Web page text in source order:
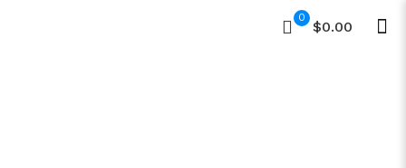
0
$0.00